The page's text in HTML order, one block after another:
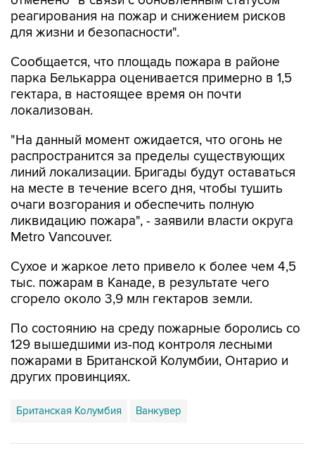
реагирования на пожар и снижением рисков
для жизни и безопасности".
Сообщается, что площадь пожара в районе
парка Белькарра оценивается примерно в 1,5
гектара, в настоящее время он почти
локализован.
"На данный момент ожидается, что огонь не
распространится за пределы существующих
линий локализации. Бригады будут оставаться
на месте в течение всего дня, чтобы тушить
очаги возгорания и обеспечить полную
ликвидацию пожара", - заявили власти округа
Metro Vancouver.
Сухое и жаркое лето привело к более чем 4,5
тыс. пожарам в Канаде, в результате чего
сгорело около 3,9 млн гектаров земли.
По состоянию на среду пожарные боролись со
129 вышедшими из-под контроля лесными
пожарами в Британской Колумбии, Онтарио и
других провинциях.
Британская Колумбия Ванкувер